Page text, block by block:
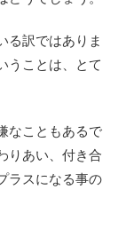
る訳ではありま
うことは、とて
なこともあるで
りあい、付き合
ラスになる事の